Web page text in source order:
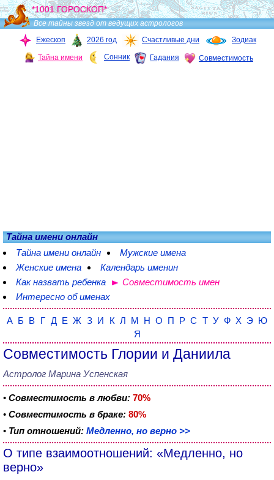
*1001 ГОРОСКОП*
Все тайны звезд от ведущих астрологов
Ежескоп
2026 год Счастливые дни Зодиак
Тайна имени Сонник Гадания Совместимость
Тайна имени онлайн
Тайна имени онлайн
Мужские имена
Женские имена
Календарь именин
Как назвать ребенка
Совместимость имен
Интересно об именах
А Б В Г Д Е Ж З И К Л М Н О П Р С Т У Ф Х Э Ю
Я
Совместимость Глории и Даниила
Астролог Марина Успенская
• Совместимость в любви: 70%
• Совместимость в браке: 80%
• Тип отношений: Медленно, но верно >>
О типе взаимоотношений: «Медленно, но
верно»